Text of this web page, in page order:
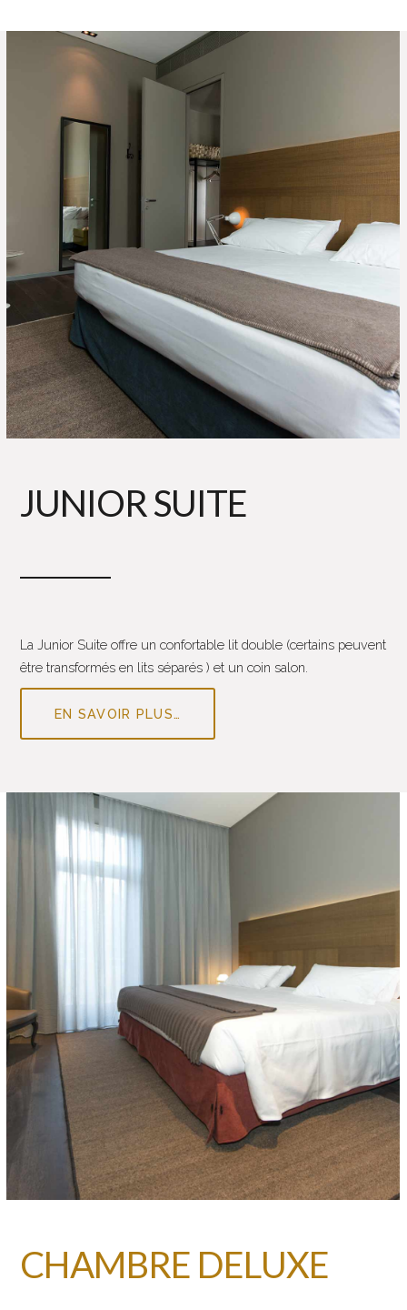
JUNIOR SUITE
La Junior Suite offre un confortable lit double (certains peuvent
être transformés en lits séparés ) et un coin salon.
EN SAVOIR PLUS…
CHAMBRE DELUXE